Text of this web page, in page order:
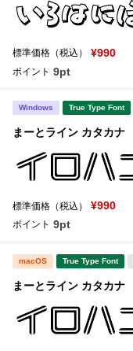
標準価格（税込） ¥990
ポイント 9pt
Windows True Type Font
まーとライン カタカナ
標準価格（税込） ¥990
ポイント 9pt
macOS True Type Font
まーとライン カタカナ